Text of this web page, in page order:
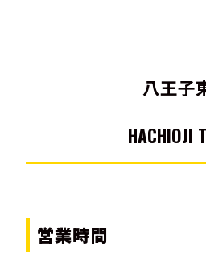
八王子
HACHIOJI
営業時間